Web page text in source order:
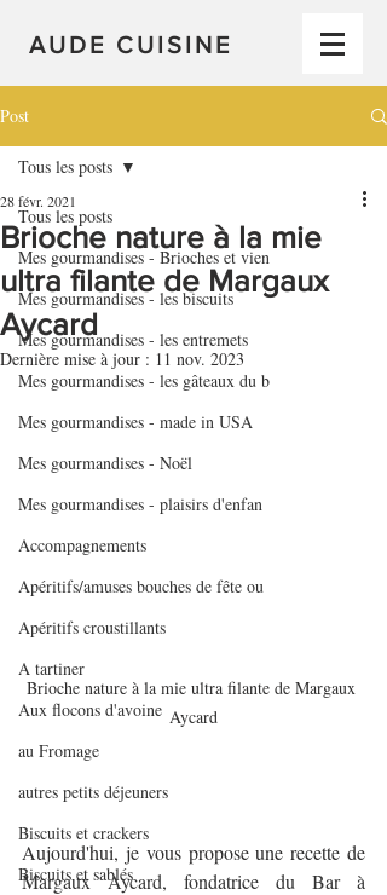
AUDE CUISINE
Post
Tous les posts
Mes gourmandises - Brioches et vien
Mes gourmandises - les biscuits
Mes gourmandises - les entremets
Mes gourmandises - les gâteaux du b
Mes gourmandises - made in USA
Mes gourmandises - Noël
Mes gourmandises - plaisirs d'enfan
Accompagnements
Apéritifs/amuses bouches de fête ou
Apéritifs croustillants
A tartiner
Aux flocons d'avoine
au Fromage
autres petits déjeuners
Biscuits et crackers
Biscuits et sablés
Tous les posts
Brioche nature à la mie
ultra filante de Margaux
Aycard
28 févr. 2021
Dernière mise à jour : 11 nov. 2023
Brioche nature à la mie ultra filante de Margaux
Aycard
Margaux Aycard, fondatrice du Bar à